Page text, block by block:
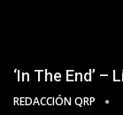
‘In The End’ –
REDACCIÓN QRP